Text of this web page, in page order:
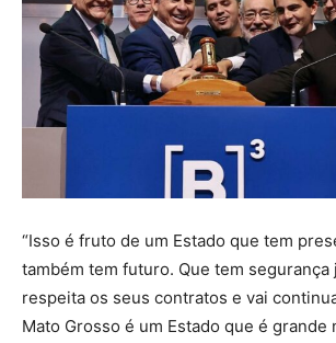
“Isso é fruto de um Estado que tem
também tem futuro. Que tem segurança
respeita os seus contratos e vai
Mato Grosso é um Estado que é grande